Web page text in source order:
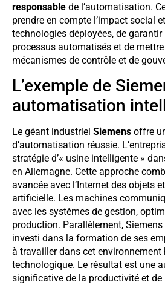
responsable de l’automatisation.
prendre en compte l’impact social
technologies déployées, de
processus automatisés et de
mécanismes de contrôle et de
L’exemple de
automatisation
Le géant industriel Siemens offre
d’automatisation réussie.
stratégie d’« usine intelligente »
en Allemagne. Cette approche
avancée avec l’Internet des objets
artificielle. Les machines
avec les systèmes de gestion,
production. Parallèlement,
investi dans la formation de ses
à travailler dans cet environnement
technologique. Le résultat est une
significative de la productivité et de